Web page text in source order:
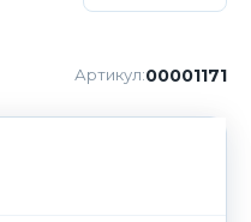
Артикул:00001171